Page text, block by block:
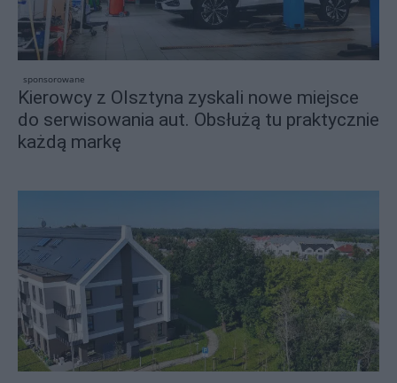
sponsorowane
Kierowcy z Olsztyna zyskali nowe miejsce
do serwisowania aut. Obsłużą tu praktycznie
każdą markę